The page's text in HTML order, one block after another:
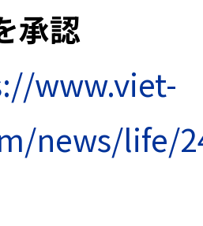
承認
www.viet-
news/life/